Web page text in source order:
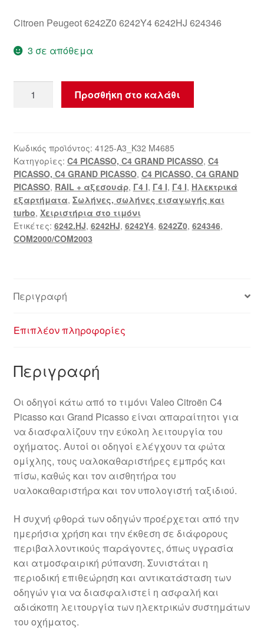
Citroen Peugeot 6242Z0 6242Y4 6242HJ 624346
3 σε απόθεμα
Citroën
ποσότητα
Προσθήκη στο καλάθι
Κωδικός προϊόντος: 4125-A3_K32 M4685
Κατηγορίες: C4 PICASSO, C4 GRAND PICASSO, C4
PICASSO, C4 GRAND PICASSO, C4 PICASSO, C4 GRAND
PICASSO, RAIL + αξεσουάρ, Γ4 Ι, Γ4 Ι, Γ4 Ι, Ηλεκτρικά
εξαρτήματα, Σωλήνες, σωλήνες εισαγωγής και
turbo, Χειριστήρια στο τιμόνι
Ετικέτες: 6242.HJ, 6242HJ, 6242Y4, 6242Z0, 624346,
COM2000/COM2003
Περιγραφή
Επιπλέον πληροφορίες
Περιγραφή
Οι οδηγοί κάτω από το τιμόνι Valeo Citroën C4
Picasso και Grand Picasso είναι απαραίτητοι για
να διασφαλίζουν την εύκολη λειτουργία του
οχήματος. Αυτοί οι οδηγοί ελέγχουν τα φώτα
ομίχλης, τους υαλοκαθαριστήρες εμπρός και
πίσω, καθώς και τον αισθητήρα του
υαλοκαθαριστήρα και τον υπολογιστή ταξιδιού.
Η συχνή φθορά των οδηγών προέρχεται από την
ημερήσια χρήση και την έκθεση σε διάφορους
περιβαλλοντικούς παράγοντες, όπως υγρασία
και ατμοσφαιρική ρύπανση. Συνιστάται η
περιοδική επιθεώρηση και αντικατάσταση των
οδηγών για να διασφαλιστεί η ασφαλή και
αδιάκοπη λειτουργία των ηλεκτρικών συστημάτων
του οχήματος.